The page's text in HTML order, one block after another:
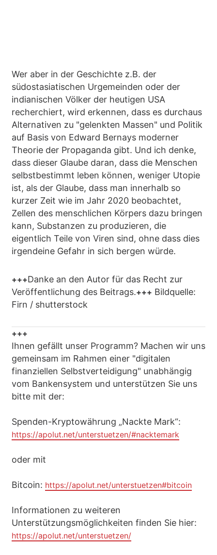
Wer aber in der Geschichte z.B. der
südostasiatischen Urgemeinden oder der
indianischen Völker der heutigen USA
recherchiert, wird erkennen, dass es durchaus
Alternativen zu "gelenkten Massen" und Politik
auf Basis von Edward Bernays moderner
Theorie der Propaganda gibt. Und ich denke,
dass dieser Glaube daran, dass die Menschen
selbstbestimmt leben können, weniger Utopie
ist, als der Glaube, dass man innerhalb so
kurzer Zeit wie im Jahr 2020 beobachtet,
Zellen des menschlichen Körpers dazu bringen
kann, Substanzen zu produzieren, die
eigentlich Teile von Viren sind, ohne dass dies
irgendeine Gefahr in sich bergen würde.
+++Danke an den Autor für das Recht zur
Veröffentlichung des Beitrags.+++ Bildquelle:
Firn / shutterstock
+++
Ihnen gefällt unser Programm? Machen wir uns
gemeinsam im Rahmen einer "digitalen
finanziellen Selbstverteidigung" unabhängig
vom Bankensystem und unterstützen Sie uns
bitte mit der:
Spenden-Kryptowährung „Nackte Mark“:
https://apolut.net/unterstuetzen/#nacktemark
oder mit
Bitcoin: https://apolut.net/unterstuetzen#bitcoin
Informationen zu weiteren
Unterstützungsmöglichkeiten finden Sie hier:
https://apolut.net/unterstuetzen/